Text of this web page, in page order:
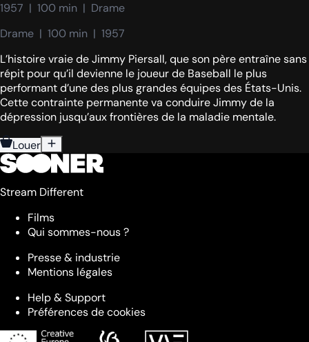
1957  |  100 min  |  Drame
Drame  |  100 min  |  1957
L’histoire vraie de Jimmy Piersall, que son père entraîne sans
répit pour qu’il devienne le joueur de Baseball le plus
performant d’une des plus grandes équipes des États-Unis.
Cette contrainte permanente va conduire Jimmy de la
dépression jusqu’aux frontières de la maladie mentale.
Louer
Stream Different
Films
Qui sommes-nous ?
Presse & industrie
Mentions légales
Help & Support
Préférences de cookies